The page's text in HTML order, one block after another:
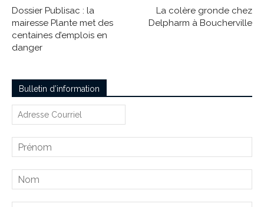
Dossier Publisac : la
mairesse Plante met des
centaines d’emplois en
danger
La colère gronde chez
Delpharm à Boucherville
Bulletin d’information